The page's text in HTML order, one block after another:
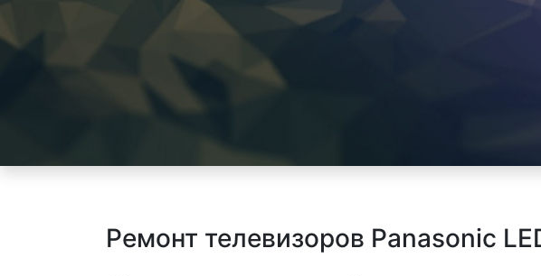
Ремонт телевизоров Panasonic